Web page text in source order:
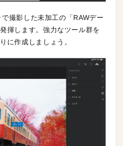
撮影した未加工の「RAWデー
揮します。強力なツール群を
に作成しましょう。